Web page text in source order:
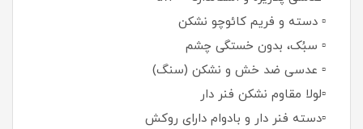
▫️ دسته و فریم کائوچو نشکن
▫️ سبُک، بدون خستگی چشم
▫️ عدسی ضد خش و نشکن (سنگ)
▫️لولا مقاوم نشکن فنر دار
▫️دسته فنر دار و بادوام دارای روکش